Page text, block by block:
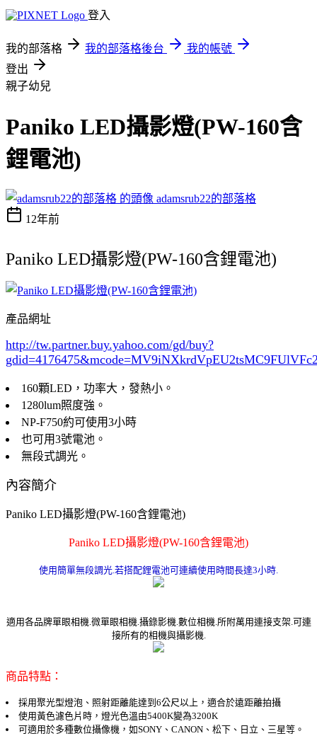
登入
我的部落格 我的部落格後台
我的帳號
登出
親子幼兒
Paniko LED攝影燈(PW-160含
鋰電池)
adamsrub22的部落格
12年前
Paniko LED攝影燈(PW-160含鋰電池)
產品網址
http://tw.partner.buy.yahoo.com/gd/buy?
gdid=4176475
160顆LED，功率大，發熱小。
1280lum照度強。
NP-F750約可使用3小時
也可用3號電池。
無段式調光。
內容簡介
Paniko LED攝影燈(PW-160含鋰電池)
Paniko LED攝影燈(PW-160含鋰電池)
使用簡單無段調光.若搭配鋰電池可連續使用時間長達3小時.
適用各品牌單眼相機.微單眼相機.攝錄影機.數位相機.所附萬用連接支架.可連
接所有的相機與攝影機.
商品特點：
採用聚光型燈泡、照射距離能達到6公尺以上，適合於遠距離拍攝
使用黃色濾色片時，燈光色溫由5400K變為3200K
可適用於多種數位攝像機，如SONY、CANON、松下、日立、三星等。